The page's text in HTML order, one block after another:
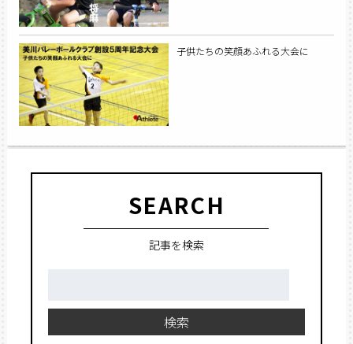
子供たちの笑顔あふれる大会に
SEARCH
記事を検索
検索